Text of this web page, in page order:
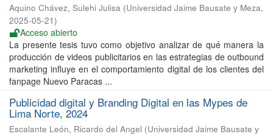
Aquino Chávez, Sulehi Julisa (Universidad Jaime Bausate y Meza,
2025-05-21)
Acceso abierto
La presente tesis tuvo como objetivo analizar de qué manera la
producción de videos publicitarios en las estrategias de outbound
marketing influye en el comportamiento digital de los clientes del
fanpage Nuevo Paracas ...
Publicidad digital y Branding Digital en las Mypes de
Lima Norte, 2024
Escalante León, Ricardo del Angel (Universidad Jaime Bausate y